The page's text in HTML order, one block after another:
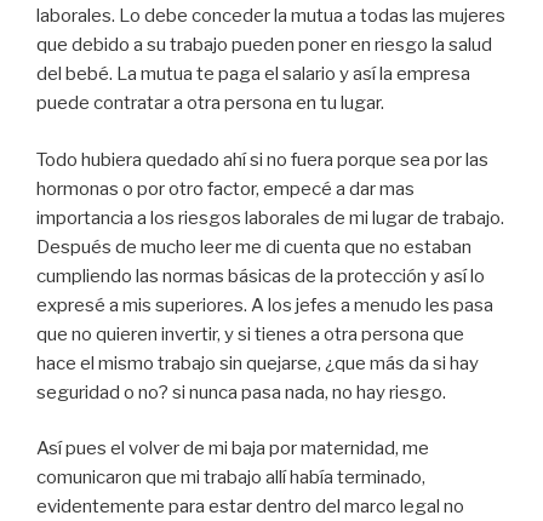
laborales. Lo debe conceder la mutua a todas las mujeres
que debido a su trabajo pueden poner en riesgo la salud
del bebé. La mutua te paga el salario y así la empresa
puede contratar a otra persona en tu lugar.
Todo hubiera quedado ahí si no fuera porque sea por las
hormonas o por otro factor, empecé a dar mas
importancia a los riesgos laborales de mi lugar de trabajo.
Después de mucho leer me di cuenta que no estaban
cumpliendo las normas básicas de la protección y así lo
expresé a mis superiores. A los jefes a menudo les pasa
que no quieren invertir, y si tienes a otra persona que
hace el mismo trabajo sin quejarse, ¿que más da si hay
seguridad o no? si nunca pasa nada, no hay riesgo.
Así pues el volver de mi baja por maternidad, me
comunicaron que mi trabajo allí había terminado,
evidentemente para estar dentro del marco legal no